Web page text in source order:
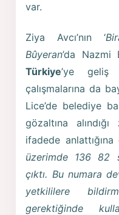
var.
Ziya Avcı’nın ‘
Bûyeran’da Nazmi
Türkiye’ye geliş
çalışmalarına da
Lice’de belediye
gözaltına
ifadede
üzerimde 136 82
çıktı. Bu numara
yetkililere
gerektiğinde